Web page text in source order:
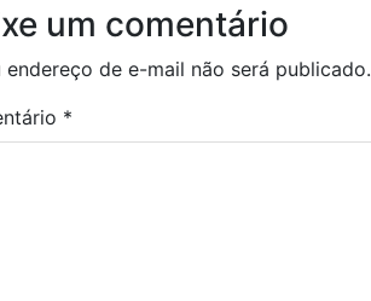
um comentário
endereço de e-mail não será publicado.
*